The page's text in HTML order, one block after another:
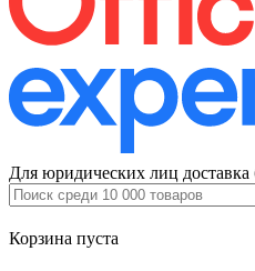
Для юридических лиц доставка
Корзина пуста